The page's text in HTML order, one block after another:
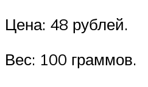
Цена: 48 рублей.
Вес: 100 граммов.